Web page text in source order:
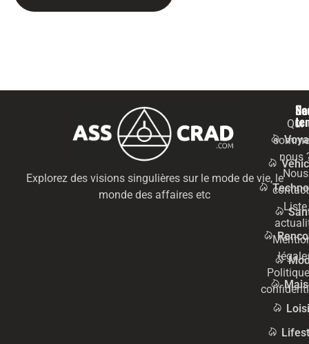
Explorez des visions singulières sur le mode de vie, le
monde des affaires etc
Qui
nous
Nous
Liste